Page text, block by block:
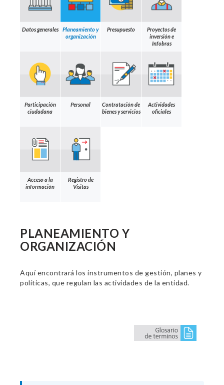
Datos generales
Planeamiento y
organización
Presupuesto
Proyectos de
inversión e
Infobras
Participación
ciudadana
Personal
Contratación de
bienes y servicios
Actividades
oficiales
Acceso a la
información
Registro de
Visitas
PLANEAMIENTO Y
ORGANIZACIÓN
Aquí encontrará los instrumentos de gestión, planes y
políticas, que regulan las actividades de la entidad.